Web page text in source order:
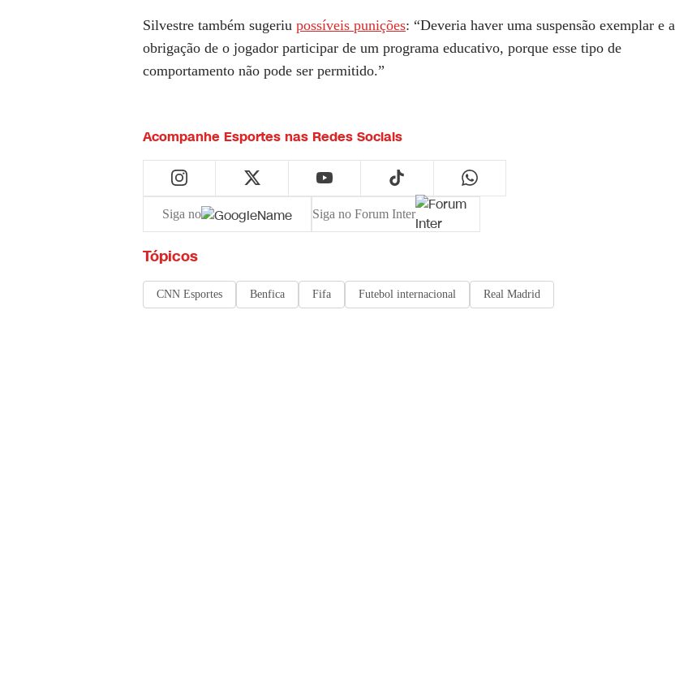
Silvestre também sugeriu possíveis punições: “Deveria haver uma suspensão exemplar e a
obrigação de o jogador participar de um programa educativo, porque esse tipo de
comportamento não pode ser permitido.”
Acompanhe Esportes nas Redes Sociais
Siga no Siga no Forum Inter
Tópicos
CNN Esportes Benfica Fifa Futebol internacional Real Madrid